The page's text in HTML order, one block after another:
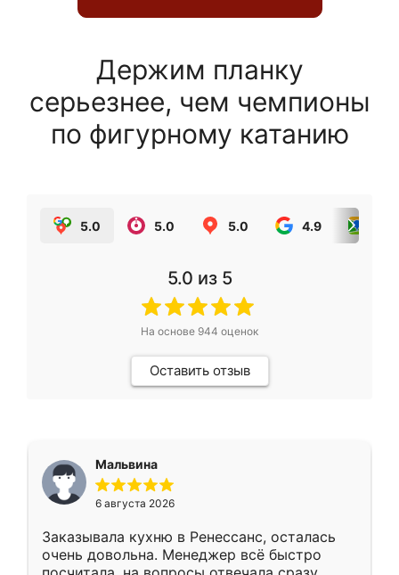
Держим планку
серьезнее, чем чемпионы
по фигурному катанию
5.0 5.0 5.0 4.9
5.0 из 5
На основе 944 оценок
Оставить отзыв
Мальвина
6 августа 2026
Заказывала кухню в Ренессанс, осталась
очень довольна. Менеджер всё быстро